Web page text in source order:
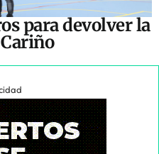
para devolver la